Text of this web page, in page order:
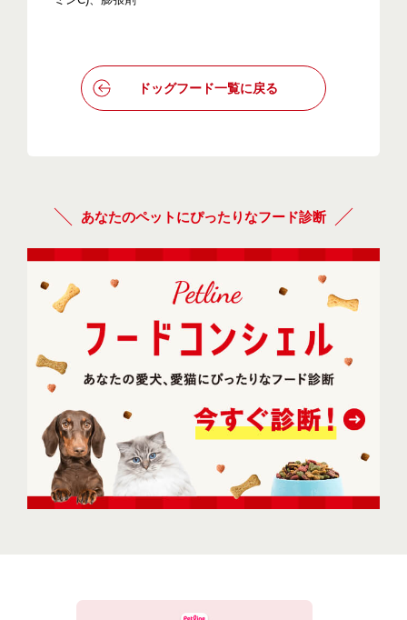
ドッグフード一覧に戻る
あなたのペットにぴったりなフード診断